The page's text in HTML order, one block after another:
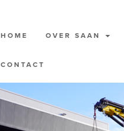
HOME OVER SAAN
CONTACT